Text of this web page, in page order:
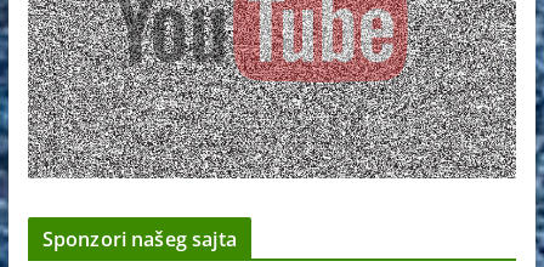
Sponzori našeg sajta